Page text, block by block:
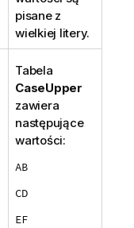
pisane z
wielkiej litery.
Tabela
CaseUpper
zawiera
następujące
wartości:
AB
CD
EF